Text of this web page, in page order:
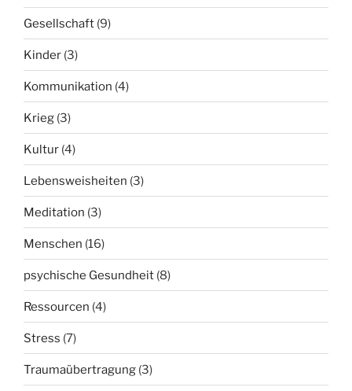
Gesellschaft (9)
Kinder (3)
Kommunikation (4)
Krieg (3)
Kultur (4)
Lebensweisheiten (3)
Meditation (3)
Menschen (16)
psychische Gesundheit (8)
Ressourcen (4)
Stress (7)
Traumaübertragung (3)